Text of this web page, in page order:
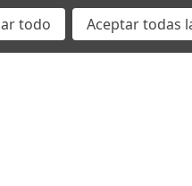
todo Aceptar todas